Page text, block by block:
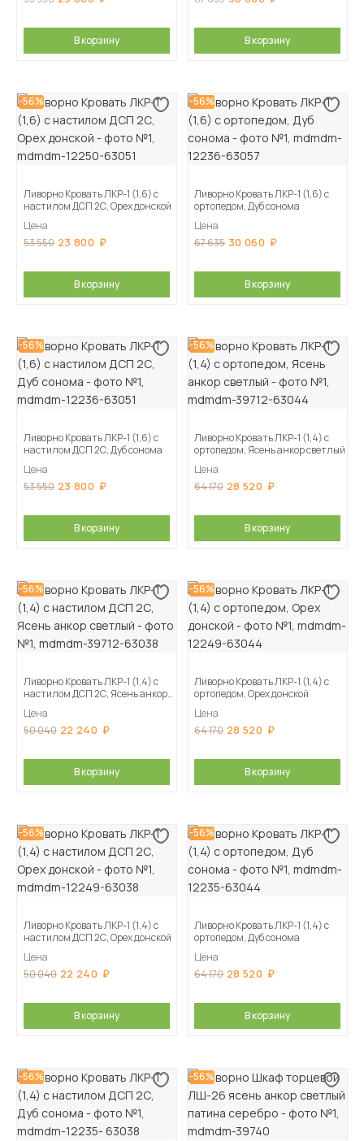
В корзину В корзину
-56%
Ливорно Кровать ЛКР-1 (1,6) с
настилом ДСП 2С, Орех донской
Цена
53 550 23 800
В корзину
-56%
Ливорно Кровать ЛКР-1 (1,6) с
ортопедом, Дуб сонома
Цена
67 635 30 060
В корзину
-56%
Ливорно Кровать ЛКР-1 (1,6) с
настилом ДСП 2С, Дуб сонома
Цена
53 550 23 800
В корзину
-56%
Ливорно Кровать ЛКР-1 (1,4) с
ортопедом, Ясень анкор светлый
Цена
64 170 28 520
В корзину
-56%
Ливорно Кровать ЛКР-1 (1,4) с
настилом ДСП 2С, Ясень анкор
Цена
50 040 22 240
В корзину
-56%
Ливорно Кровать ЛКР-1 (1,4) с
ортопедом, Орех донской
Цена
64 170 28 520
В корзину
-56%
Ливорно Кровать ЛКР-1 (1,4) с
настилом ДСП 2С, Орех донской
Цена
50 040 22 240
В корзину
-56%
Ливорно Кровать ЛКР-1 (1,4) с
ортопедом, Дуб сонома
Цена
64 170 28 520
В корзину
-56% -56%